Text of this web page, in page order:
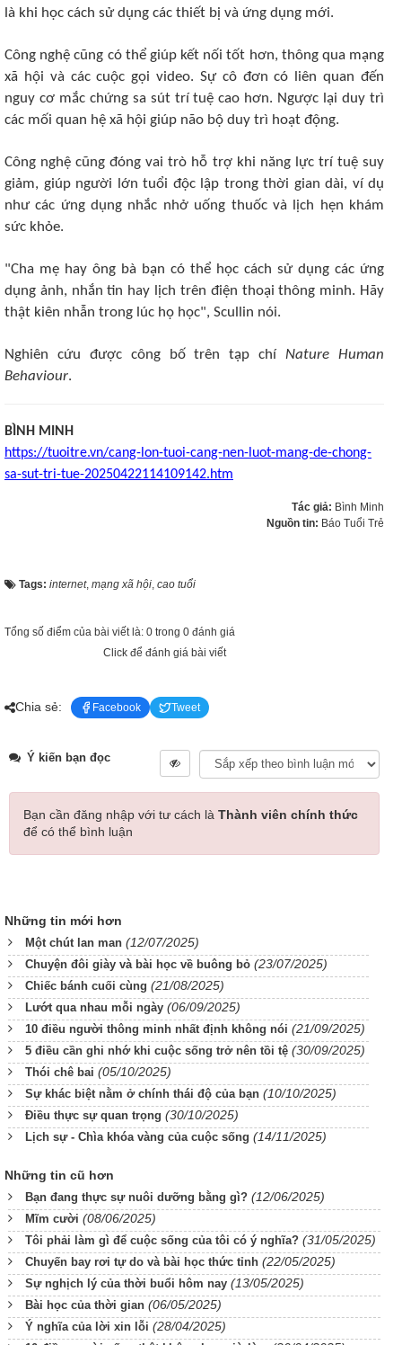
là khi học cách sử dụng các thiết bị và ứng dụng mới.
Công nghệ cũng có thể giúp kết nối tốt hơn, thông qua mạng
xã hội và các cuộc gọi video. Sự cô đơn có liên quan đến
nguy cơ mắc chứng sa sút trí tuệ cao hơn. Ngược lại duy trì
các mối quan hệ xã hội giúp não bộ duy trì hoạt động.
Công nghệ cũng đóng vai trò hỗ trợ khi năng lực trí tuệ suy
giảm, giúp người lớn tuổi độc lập trong thời gian dài, ví dụ
như các ứng dụng nhắc nhở uống thuốc và lịch hẹn khám
sức khỏe.
"Cha mẹ hay ông bà bạn có thể học cách sử dụng các ứng
dụng ảnh, nhắn tin hay lịch trên điện thoại thông minh. Hãy
thật kiên nhẫn trong lúc họ học", Scullin nói.
Nghiên cứu được công bố trên tạp chíNature Human
Behaviour.
BÌNH MINH
https://tuoitre.vn/cang-lon-tuoi-cang-nen-luot-mang-de-chong-
sa-sut-tri-tue-20250422114109142.htm
Tác giả: Bình Minh
Nguồn tin: Báo Tuổi Trẻ
Tags: internet, mạng xã hội cao tuổi
Tổng số điểm của bài viết là: 0 trong 0 đánh giá
Click để đánh giá bài viết
Chia sẻ: Facebook Tweet
Ý kiến bạn đọc
Bạn cần đăng nhập với tư cách là Thành viên chính thức
để có thể bình luận
Những tin mới hơn
Một chút lan man (12/07/2025)
Chuyện đôi giày và bài học về buông bỏ (23/07/2025)
Chiếc bánh cuối cùng (21/08/2025)
Lướt qua nhau mỗi ngày (06/09/2025)
10 điều người thông minh nhất định không nói (21/09/2025)
5 điều cần ghi nhớ khi cuộc sống trở nên tồi tệ (30/09/2025)
Thói chê bai (05/10/2025)
Sự khác biệt nằm ở chính thái độ của bạn (10/10/2025)
Điều thực sự quan trọng (30/10/2025)
Lịch sự - Chìa khóa vàng của cuộc sống (14/11/2025)
Những tin cũ hơn
Bạn đang thực sự nuôi dưỡng bằng gì? (12/06/2025)
Mĩm cười (08/06/2025)
Tôi phải làm gì để cuộc sống của tôi có ý nghĩa? (31/05/2025)
Chuyến bay rơi tự do và bài học thức tỉnh (22/05/2025)
Sự nghịch lý của thời buổi hôm nay (13/05/2025)
Bài học của thời gian (06/05/2025)
Ý nghĩa của lời xin lỗi (28/04/2025)